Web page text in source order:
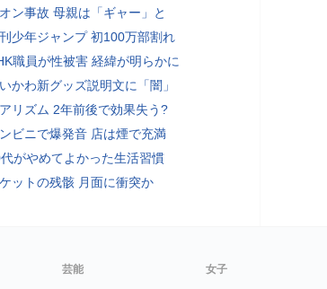
ン事故 母親は「ギャー」と
少年ジャンプ 初100万部割れ
職員が性被害 経緯が明らかに
かわ新グッズ説明文に「闇」
リズム 2年前後で効果失う?
ビニで爆発音 店は煙で充満
がやめてよかった生活習慣
ットの残骸 月面に衝突か
芸能 女子